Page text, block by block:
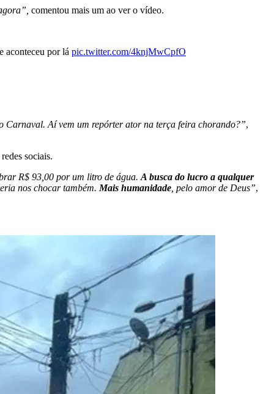
comentou mais um ao ver o vídeo.
aconteceu por lá pic.twitter.com/4knjMwCpfO
Aí vem um repórter ator na terça feira chorando?”,
sociais.
R$ 93,00 por um litro de água. A busca do lucro a qualquer
nos chocar também. Mais humanidade , pelo amor de Deus”,